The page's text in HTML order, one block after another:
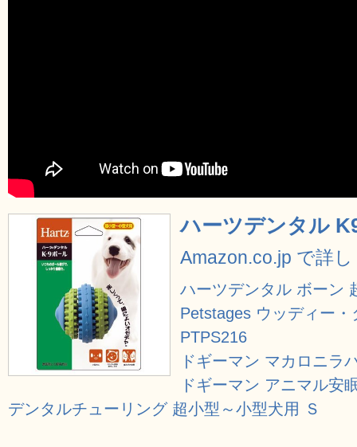
ハーツデンタル
Amazon.co.jp で詳
ハーツデンタル ボーン
Petstages ウッディー
PTPS216
ドギーマン マカロニラ
ドギーマン アニマル安
デンタルチューリング 超小型～小型犬用 Ｓ